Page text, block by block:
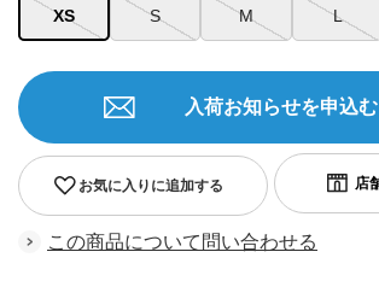
XS S M L
お気に入りに追加する
入荷お知らせを申込む
この商品について問い合わせる